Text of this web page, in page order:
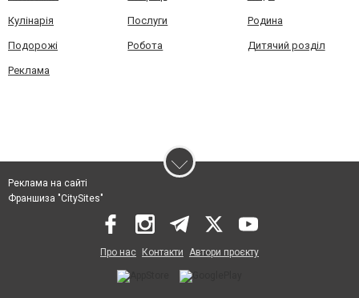
Кулінарія Послуги Родина
Подорожі Робота Дитячий розділ
Реклама
Реклама на сайті
Франшиза "CitySites"
Про нас Контакти Автори проєкту